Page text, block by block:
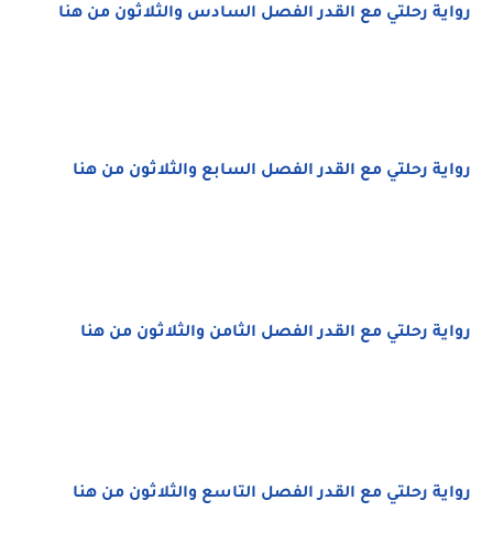
رواية رحلتي مع القدر الفصل السادس والثلاثون من هنا
رواية رحلتي مع القدر الفصل السابع والثلاثون من هنا
رواية رحلتي مع القدر الفصل الثامن والثلاثون من هنا
رواية رحلتي مع القدر الفصل التاسع والثلاثون من هنا